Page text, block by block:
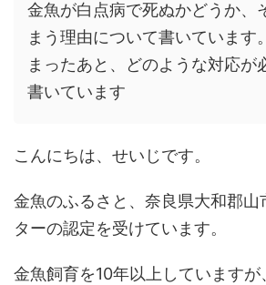
金魚が白点病で死ぬかどうか、
まう理由について書いています
まったあと、どのような対応が
書いています
こんにちは、せいじです。
金魚のふるさと、奈良県大和郡山
ターの認定を受けています。
金魚飼育を10年以上していますが